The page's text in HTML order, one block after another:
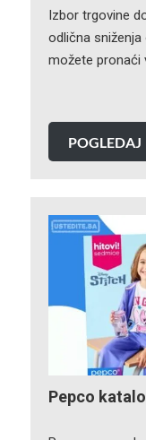
Izbor trgovine
odlična
možete pronaći
POGLEDAJ
Pepco